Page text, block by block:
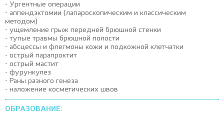
- Ургентные операции
- аппендэктомии (лапароскопическим и классическим
методом)
- ущемление грыж передней брюшной стенки
- тупые травмы брюшной полости
- абсцессы и флегмоны кожи и подкожной клетчатки
- острый парапроктит
- острый мастит
- фурункулез
- Раны разного генеза
- наложение косметических швов
ОБРАЗОВАНИЕ: